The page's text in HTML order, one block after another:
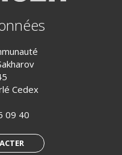
Cedex
09 40